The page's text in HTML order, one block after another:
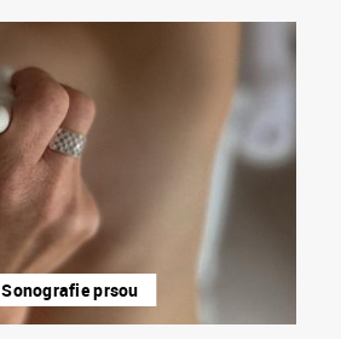
Sonografie prsou